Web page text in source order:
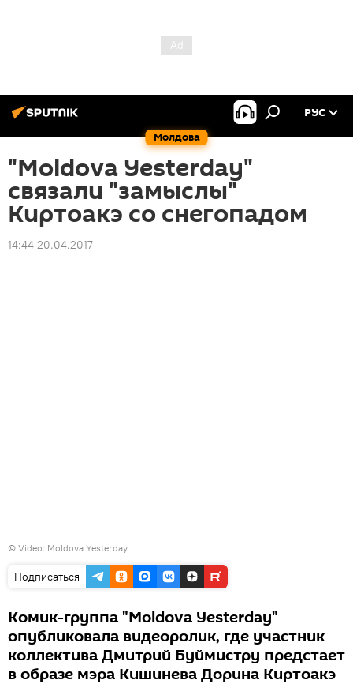
Молдова
РУС
"Moldova Yesterday"
связали "замыслы"
Киртоакэ со снегопадом
14:44 20.04.2017
© Video: Moldova Yesterday
Подписаться
Комик-группа "Moldova Yesterday"
опубликовала видеоролик, где участник
коллектива Дмитрий Буймистру предстает
в образе мэра Кишинева Дорина Киртоакэ